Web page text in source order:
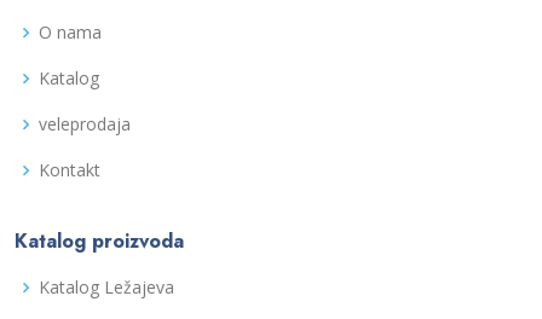
O nama
Katalog
veleprodaja
Kontakt
Katalog proizvoda
Katalog Ležajeva